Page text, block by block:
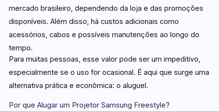
mercado brasileiro, dependendo da loja e das promoções
disponíveis. Além disso, há custos adicionais como
acessórios, cabos e possíveis manutenções ao longo do
tempo.
Para muitas pessoas, esse valor pode ser um impeditivo,
especialmente se o uso for ocasional. É aqui que surge uma
alternativa prática e econômica: o aluguel.
Por que Alugar um Projetor Samsung Freestyle?